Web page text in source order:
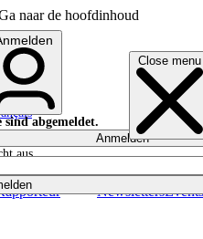
naar de hoofdinhoud
Close menu
NewslettersEvents
sind abgemeldet.
Anmelden
aus